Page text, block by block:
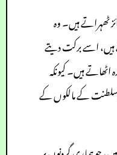
ٹھہراتے ہیں۔ وہ
ہیں، اسے برکت دیتے
ہیں۔ کیونکہ
سلطنت کے مالکوں کے